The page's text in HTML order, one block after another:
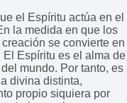
el Espíritu actúa en el
la medida en que los
se convierte en
Espíritu es el alma
mundo. Por tanto, es
divina distinta,
propio siquiera por